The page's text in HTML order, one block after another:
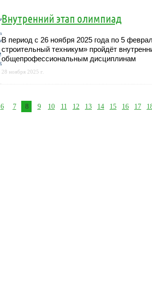
Внутренний этап олимпиад
В период с 26 ноября 2025 года по 5
строительный техникум» пройдёт
общепрофессиональным дисциплинам
28 ноября 2025 г.
6 7 8 9 10 11 12 13 14 15 16 17